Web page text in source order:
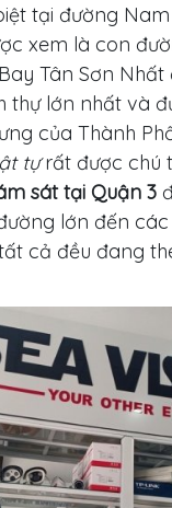
tại đường
xem là con
Tân Sơn
thự lớn nhất và
của Thành
tựrất được chú
sát tại Quận 3
lớn đến
cả đều đang